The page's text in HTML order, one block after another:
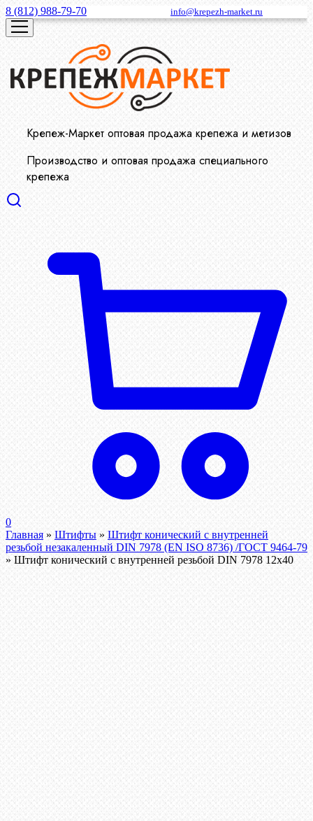
8 (812) 988-79-70 info@krepezh-market.ru
Крепеж-Маркет оптовая продажа крепежа и метизов
Производство и оптовая продажа специального
крепежа
0
Главная » Штифты » Штифт конический с внутренней
резьбой незакаленный DIN 7978 (EN ISO 8736) /ГОСТ 9464-79
» Штифт конический с внутренней резьбой DIN 7978 12х40